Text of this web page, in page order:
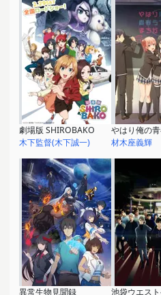
劇場版 SHIROBAKO
木下監督(木下誠一)
材木座義輝
異常生物見聞録